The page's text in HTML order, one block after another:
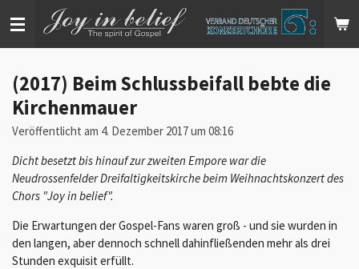
Zum
Hauptinhalt
springen
(2017) Beim Schlussbeifall bebte die
Kirchenmauer
Veröffentlicht am 4. Dezember 2017 um 08:16
Dicht besetzt bis hinauf zur zweiten Empore war die
Neudrossenfelder Dreifaltigkeitskirche beim Weihnachtskonzert des
Chors "Joy in belief".
Die Erwartungen der Gospel-Fans waren groß - und sie wurden in
den langen, aber dennoch schnell dahinfließenden mehr als drei
Stunden exquisit erfüllt.